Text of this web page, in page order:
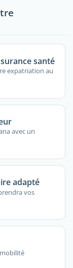
santé
expatriation au
avec un
adapté
vos